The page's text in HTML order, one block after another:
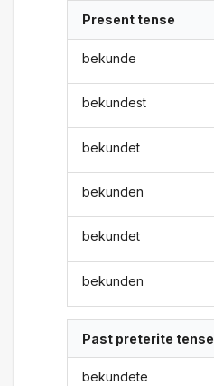
Present tense
bekunde
bekundest
bekundet
bekunden
bekundet
bekunden
Past preterite tense
bekundete